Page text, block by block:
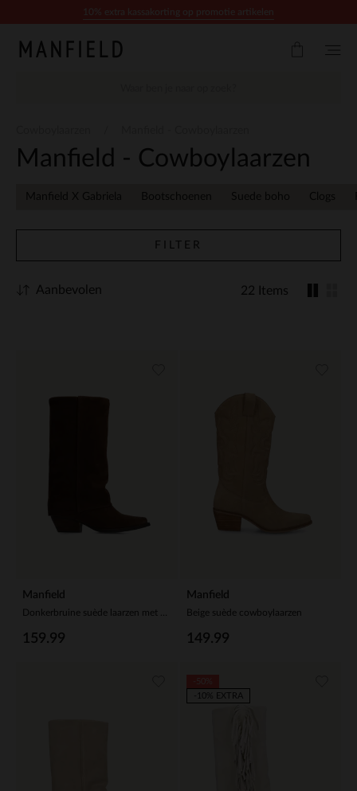
Manfield - Cowboylaarzen
Manfield X Gabriela Bootschoenen Suede boho Clogs
FILTER
22 Items
Aanbevolen
Manfield
159.99
Manfield
Beige suède cowboylaarzen
149.99
-10% EXTRA